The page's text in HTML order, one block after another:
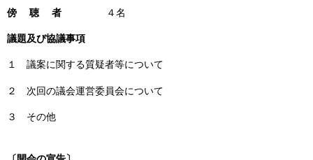
傍 聴 者 ４名
議題及び協議事項
１ 議案に関する質疑者等について
２ 次回の議会運営委員会について
３ その他